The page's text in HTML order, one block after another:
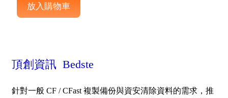
頂創資訊 Bedste
針對一般 CF / CFast 複製備份與資安清除資料的需求，推